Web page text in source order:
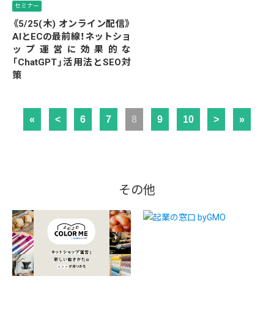
セミナー
《5/25(木) オンライン配信》
AIとECの最前線！ネットショ
ップ運営に効果的な
「ChatGPT」活用法とSEO対
策
« < 6 7 8 9 10 > »
その他